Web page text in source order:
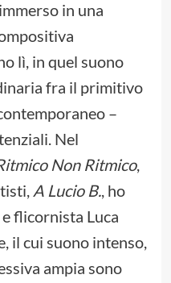
in una
lì, in quel suono
fra il primitivo
–
Nel
Non Ritmico,
A Lucio B., ho
flicornista Luca
il cui suono intenso,
ampia sono